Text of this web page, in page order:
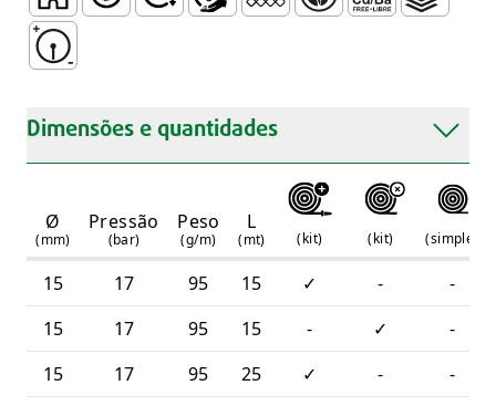
Doméstico
Dimensões e quantidades
Ø
(mm)
Pressão
(bar)
Peso
(g/m)
L
(mt) (kit) (kit) (simple
15 17 95 15 ✓ -
-
15
17 95 15 - ✓
-
15
17 95 25 ✓ -
-